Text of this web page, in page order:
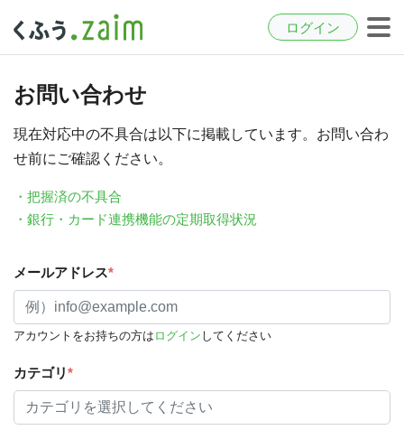
ログイン
お問い合わせ
現在対応中の不具合は以下に掲載しています。お問い合わ
せ前にご確認ください。
・把握済の不具合
・銀行・カード連携機能の定期取得状況
メールアドレス*
アカウントをお持ちの方は ログイン してください
カテゴリ*